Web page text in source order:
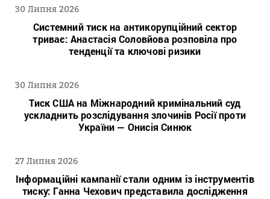
30 Липня 2026
Системний тиск на антикорупційний сектор
триває: Анастасія Соловйова розповіла про
тенденції та ключові ризики
30 Липня 2026
Тиск США на Міжнародний кримінальний суд
ускладнить розслідування злочинів Росії проти
України — Онисія Синюк
27 Липня 2026
Інформаційні кампанії стали одним із інструментів
тиску: Ганна Чехович представила дослідження